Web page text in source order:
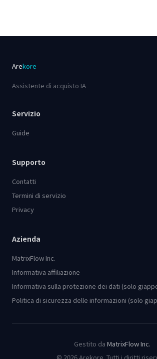
Arekore
Assistente di acquisto IA
Servizio
Guide
Supporto
Contatti
Termini di servizio
Privacy
Azienda
MatrixFlow Inc.
Informativa affiliazione
Informativa sulla protezione dei dati (solo
Politica di sicurezza delle informazioni (solo
Gestito da MatrixFlow Inc.